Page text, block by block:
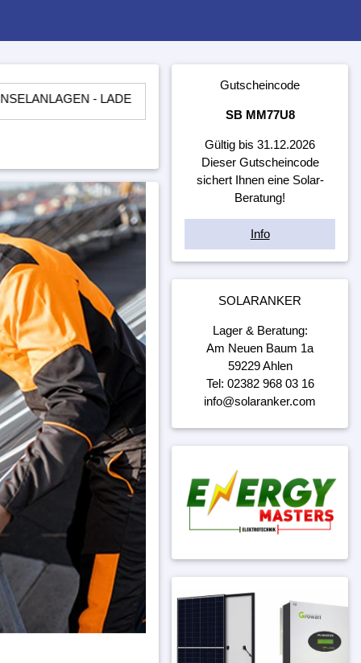
- LADEREGLER - BATTERIEN - WECHSELRICHTER -
Gutscheincode
SB MM77U8
Gültig bis 31.12.2026
Dieser Gutscheincode
sichert Ihnen eine Solar-
Beratung!
Info
SOLARANKER
Lager & Beratung:
Am Neuen Baum 1a
59229 Ahlen
Tel: 02382 968 03 16
info@solaranker.com